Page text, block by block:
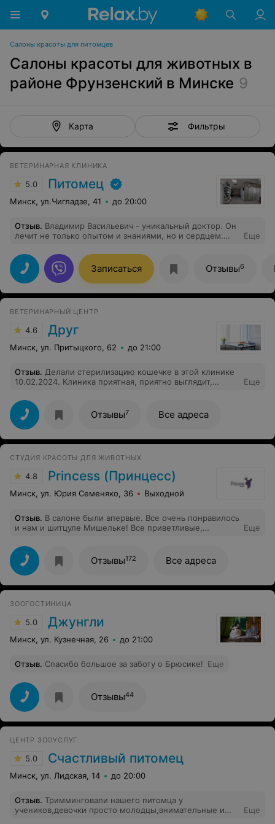
Салоны красоты для питомцев
Салоны красоты для животных в
районе Фрунзенский в Минске 9
Карта Фильтры
ВЕТЕРИНАРНАЯ КЛИНИКА
5.0 Питомец
Минск, ул.Чигладзе, 41 до 20:00
Отзыв. Владимир Васильевич - уникальный доктор. Он
лечит не только опытом и знаниями, но и сердцем.
Еще
Записаться Отзывы6
ВЕТЕРИНАРНЫЙ ЦЕНТР
4.6 Друг
Минск, ул. Притыцкого, 62 до 21:00
Отзыв. Делали стерилизацию кошечке в этой клинике
10.02.2024. Клиника приятная, приятно выглядит,
Отдельное спасибо хочу сказать врачу Владиславе!
Очень хороший и добрый специалист, провела
качественно все, рассказала все подробно. Делала у
нее так же осмотры и прививки! В полном восторге и
под хорошим впечатлением, побольше бы таких
специалиста! Большое вам спасибо за работу)
Еще
Отзывы7 Все адреса
СТУДИЯ КРАСОТЫ ДЛЯ ЖИВОТНЫХ
4.8 Princess (Принцесс)
Минск, ул. Юрия Семеняко, 36 Выходной
Отзыв. В салоне были впервые. Все очень понравилось
и нам и шитцуле Мишельке! Все приветливые,
внимательность и бережное отношение к нашей
малышке! Когда в следующий раз прилетим в Минск,
только к вам!
Еще
Отзывы172 Все адреса
ЗООГОСТИНИЦА
5.0 Джунгли
Минск, ул. Кузнечная, 26 до 21:00
Отзыв. Спасибо большое за заботу о Брюсике! Еще
Отзывы44
ЦЕНТР ЗООУСЛУГ
5.0 Счастливый питомец
Минск, ул. Лидская, 14 до 20:00
Отзыв. Тримминговали нашего питомца у
учеников,девочки просто молодцы,внимательные и
Еще